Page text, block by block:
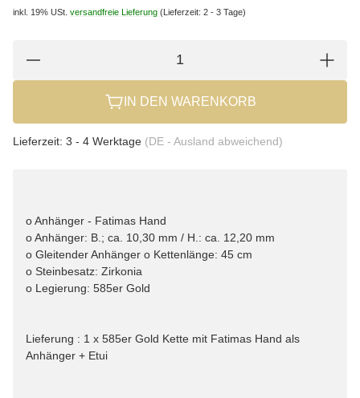
inkl. 19% USt. versandfreie Lieferung (Lieferzeit: 2 - 3 Tage)
IN DEN WARENKORB
Lieferzeit: 3 - 4 Werktage (DE - Ausland abweichend)
o Anhänger - Fatimas Hand
o Anhänger: B.; ca. 10,30 mm / H.: ca. 12,20 mm
o Gleitender Anhänger o Kettenlänge: 45 cm
o Steinbesatz: Zirkonia
o Legierung: 585er Gold
Lieferung : 1 x 585er Gold Kette mit Fatimas Hand als
Anhänger + Etui